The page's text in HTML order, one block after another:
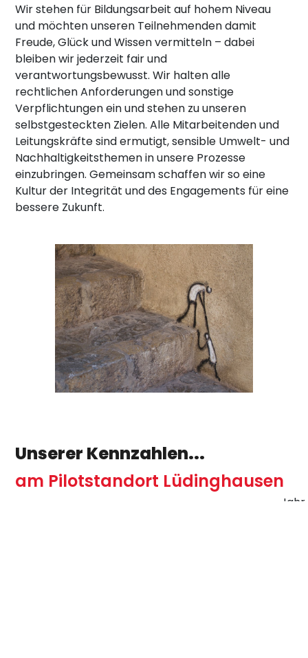
Wir stehen für Bildungsarbeit auf hohem Niveau
und möchten unseren Teilnehmenden damit
Freude, Glück und Wissen vermitteln – dabei
bleiben wir jederzeit fair und
verantwortungsbewusst. Wir halten alle
rechtlichen Anforderungen und sonstige
Verpflichtungen ein und stehen zu unseren
selbstgesteckten Zielen. Alle Mitarbeitenden und
Leitungskräfte sind ermutigt, sensible Umwelt- und
Nachhaltigkeitsthemen in unsere Prozesse
einzubringen. Gemeinsam schaffen wir so eine
Kultur der Integrität und des Engagements für eine
bessere Zukunft.
Unserer Kennzahlen...
am Pilotstandort Lüdinghausen
Jahr